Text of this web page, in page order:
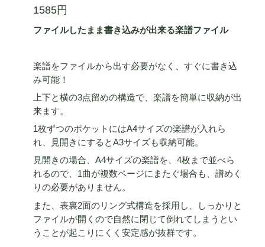
1585円
ファイルしたまま書き込みが出来る楽譜ファイル
楽譜をファイルから出す必要がなく、すぐに書き込
み可能！
上下と横の3点留めの構造で、楽譜を簡単に収納が出
来ます。
1枚ずつのポケットにはA4サイズの楽譜が入れら
れ、見開きにするとA3サイズも収納可能。
見開きの場合、A4サイズの楽譜を、4枚まで並べら
れるので、1曲が複数ページにまたぐ場合も、譜めく
りの必要がありません。
また、表裏2面のリング式構造を採用し、しっかりと
ファイルが開くので自然に閉じて倒れてしまうとい
うことが起こりにくく安定感が抜群です。